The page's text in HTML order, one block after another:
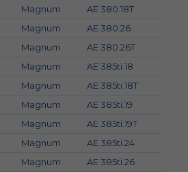
Magnum
AE 380.18T
Magnum
AE 380.26
Magnum
AE 380.26T
Magnum
AE 385ti.18
Magnum
AE 385ti.18T
Magnum
AE 385ti.19
Magnum
AE 385ti.19T
Magnum
AE 385ti.24
Magnum
AE 385ti.26